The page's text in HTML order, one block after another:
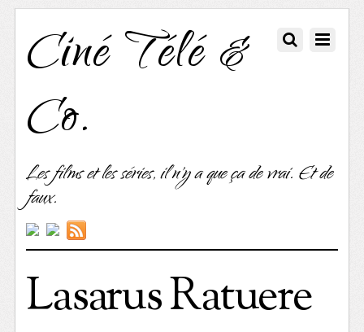
Ciné Télé &
Co.
Les films et les séries, il n'y a que ça de vrai. Et de
faux.
Lasarus Ratuere